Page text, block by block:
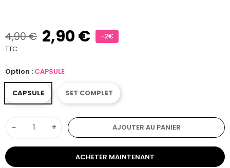
4,90 € 2,90 €
-2€
TTC
Option : CAPSULE
CAPSULE SET COMPLET
− + AJOUTER AU PANIER
ACHETER MAINTENANT